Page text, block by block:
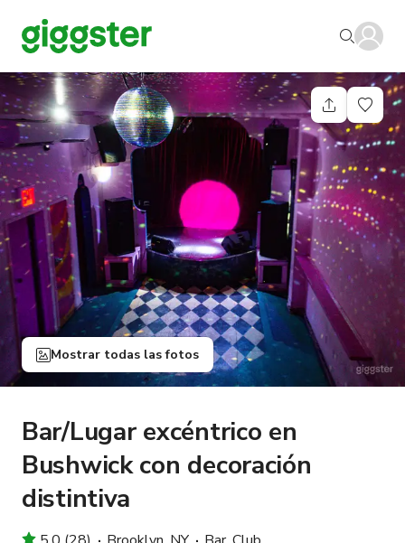
Mostrar todas las fotos
Bar/Lugar excéntrico en
Bushwick con decoración
distintiva